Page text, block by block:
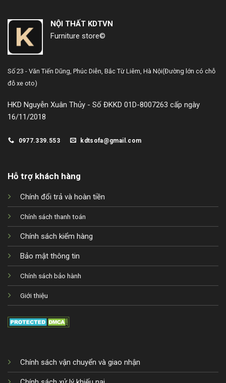
NỘI THẤT KDTVN
Furniture store©
Số 23 - Văn Tiến Dũng, Phúc Diễn, Bắc Từ Liêm, Hà Nội(Đường lớn có chỗ
đỗ xe oto)
HKD Nguyễn Xuân Thủy - Số ĐKKD 01D-8007263 cấp ngày
16/11/2018
0977.339.553 kdtsofa@gmail.com
Hỗ trợ khách hàng
Chính đổi trả và hoàn tiền
Chính sách thanh toán
Chính sách kiểm hàng
Bảo mật thông tin
Chính sách bảo hành
Giới thiệu
Chính sách vận chuyển và giao nhận